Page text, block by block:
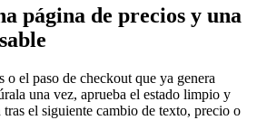
página de precios y una
o el paso de checkout que ya genera
una vez, aprueba el estado limpio y
el siguiente cambio de texto, precio o